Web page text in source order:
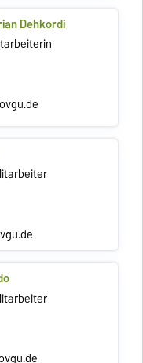
Dehkordi